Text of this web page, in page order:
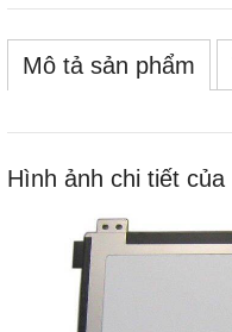
Mô tả sản phẩm
Hình ảnh chi tiết